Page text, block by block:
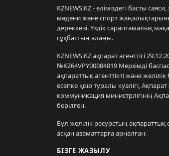
KZNEWS.KZ - еліміздегі басты
мәдени және спорт
дереккөзі. Үздік сараптамалық
сұқбаттың алаңы.
KZNEWS.KZ ақпарат агенттігі
№KZ64VPY00084819 Мерзімді
ақпараттық агенттікті және
есепке қою туралы куәлігі,
коммуникация министрлігінің
берілген.
Бұл желілік ресурстың ақпараттық
асқан азаматтарға арналған.
БІЗГЕ ЖАЗЫЛУ